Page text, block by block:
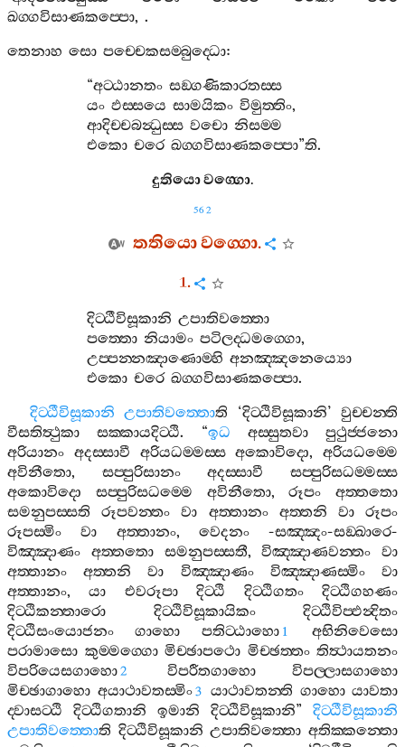
ඛග‍්ගවිසාණකප‍්පො, .
තෙනාහ සො පච‍්චෙකසම‍්බුද‍්ධො:
“අට‍්ඨානතං සඞ‍්ගණිකාරතස‍්ස
යං ඵස‍්සයෙ සාමයිකං විමුත‍්තිං,
ආදිච‍්චබන්‍ධුස‍්ස වචො නිසම‍්ම
එකො චරෙ ඛග‍්ගවිසාණකප‍්පො”ති.
දුතියොවග‍්ගො.
562
තතියොවග‍්ගො.
1.
දිට‍්ඨීවිසූකානි උපාතිවත‍්තො
පත‍්තො නියාමං පටිලද‍්ධමග‍්ගො,
උප‍්පන‍්නඤාණොම‍්හි අනඤ‍්ඤනෙය්‍යො
එකො චරෙ ඛග‍්ගවිසාණකප‍්පො.
දිට‍්ඨීවිසූකානි උපාතිවත‍්තොති ‘දිට‍්ඨිවිසූකානි’වුච‍්චන‍්ති
වීසතිත්‍ථුකා
සක‍්කායදිට‍්ඨි. “ඉධ අස‍්සුතවා
පුථුජ‍්ජනො
අරියානං අදස‍්සාවී අරියධම‍්මස‍්ස අකොවිදො, අරියධම‍්මෙ
අවිනීතො, සප‍්පුරිසානං අදස‍්සාවී
සප‍්පුරිසධම‍්මස‍්ස
අකොවිදො
සප‍්පුරිසධම‍්මෙ අවිනීතො,රූපං
අත‍්තතො
සමනුපස‍්සති
රූපවන‍්තං වා අත‍්තානං අත‍්තනි වා
රූපං
රූපස‍්මිං
වා අත‍්තානං, වෙදනං-සඤ‍්ඤං-සඞ‍්ඛාරෙ-
විඤ‍්ඤාණං
අත‍්තතො සමනුපස‍්සතී,විඤ‍්ඤාණවන‍්තං
වා
අත‍්තානං
අත‍්තනි වා විඤ‍්ඤාණං විඤ‍්ඤාණස‍්මිං
වා
අත‍්තානං,යා එවරූපා දිට‍්ඨි දිට‍්ඨිගතං
දිට‍්ඨිගහණං
දිට‍්ඨිකන‍්තාරො
දිට‍්ඨිවිසූකායිකං
දිට‍්ඨිවිප‍්ඵන්‍දිතං
දිට‍්ඨිසංයොජනං
ගාහො පතිට‍්ඨාහො 1
අභිනිවෙසො
පරාමාසො කුම‍්මග‍්ගො මිච‍්ඡාපථො මිච‍්ඡත‍්තං තිත්‍ථායතනං
විපරියෙසගාහො2 විපරීතගාහො
විපල‍්ලාසගාහො
මිච‍්ඡාගාහො අයාථාවතස‍්මිං 3 යාථාවතන‍්ති ගාහො යාවතා
ද‍්වාසට‍්ඨි
දිට‍්ඨිගතානි ඉමානි දිට‍්ඨිවිසූකානි” දිට‍්ඨීවිසූකානි
උපාතිවත‍්තොති දිට‍්ඨිවිසූකානි උපාතිවත‍්තො අතික‍්කන‍්තො